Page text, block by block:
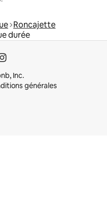
Roncajette
durée
Inc.
générales